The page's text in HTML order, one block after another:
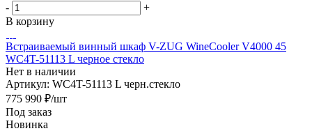
-
+
В корзину
Встраиваемый винный шкаф V-ZUG WineCooler V4000 45
WC4T-51113 L черное стекло
Нет в наличии
Артикул: WC4T-51113 L черн.стекло
775 990 ₽/шт
Под заказ
Новинка